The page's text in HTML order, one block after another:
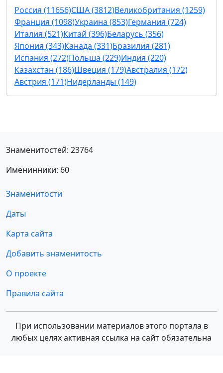
Россия (11656)США (3812)Великобритания (1259)
Франция (1098)Украина (853)Германия (724)
Италия (521)Китай (396)Беларусь (356)
Япония (343)Канада (331)Бразилия (281)
Испания (272)Польша (229)Индия (220)
Казахстан (186)Швеция (179)Австралия (172)
Австрия (171)Нидерланды (149)
Знаменитостей: 23764
Именинники: 60
Знаменитости
Даты
Карта сайта
Добавить знаменитость
О проекте
Правила сайта
При использовании материалов этого портала в
любых целях активная ссылка на сайт обязательна